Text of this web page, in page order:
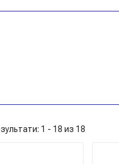
1 - 18 из 18